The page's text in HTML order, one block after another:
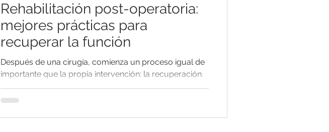
Rehabilitación post-operatoria:
mejores prácticas para
recuperar la función
Después de una cirugía, comienza un proceso igual de
importante que la propia intervención: la recuperación.
La rehabilitación...